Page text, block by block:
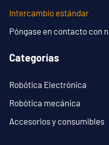
Intercambio estándar
Póngase en contacto con
Categorías
Robótica Electrónica
Robótica mecánica
Accesorios y consumibles